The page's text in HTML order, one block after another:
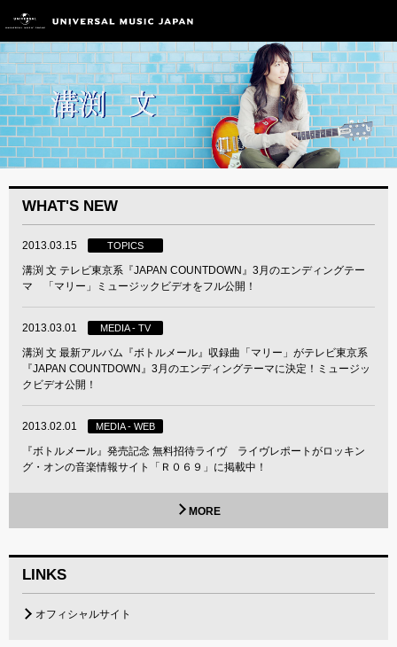
WHAT'S NEW
2013.03.15 TOPICS
溝渕 文 テレビ東京系『JAPAN COUNTDOWN』3月のエンディングテー
マ 「マリー」ミュージックビデオをフル公開！
2013.03.01 MEDIA - TV
溝渕 文 最新アルバム『ボトルメール』収録曲「マリー」がテレビ東京系
『JAPAN COUNTDOWN』3月のエンディングテーマに決定！ミュージッ
クビデオ公開！
2013.02.01 MEDIA - WEB
『ボトルメール』発売記念 無料招待ライヴ ライヴレポートがロッキン
グ・オンの音楽情報サイト「Ｒ０６９」に掲載中！
MORE
LINKS
オフィシャルサイト